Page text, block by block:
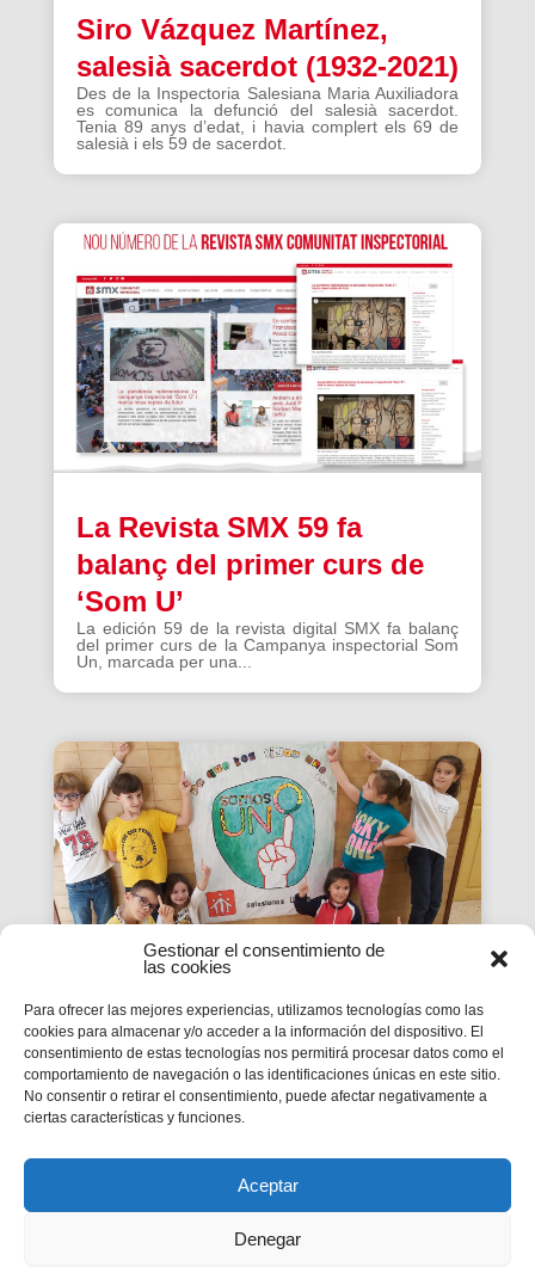
Gestionar el consentimiento de
las cookies
Para ofrecer las mejores experiencias, utilizamos tecnologías como las
cookies para almacenar y/o acceder a la información del dispositivo. El
consentimiento de estas tecnologías nos permitirá procesar datos como el
comportamiento de navegación o las identificaciones únicas en este sitio.
No consentir o retirar el consentimiento, puede afectar negativamente a
ciertas características y funciones.
Aceptar
Denegar
Siro Vázquez Martínez,
salesià sacerdot (1932-2021)
Des de la Inspectoria Salesiana Maria Auxiliadora
es comunica la defunció del salesià sacerdot.
Tenia 89 anys d’edat, i havia complert els 69 de
salesià i els 59 de sacerdot.
La Revista SMX 59 fa
balanç del primer curs de
‘Som U’
La edición 59 de la revista digital SMX fa balanç
del primer curs de la Campanya inspectorial Som
Un, marcada per una...
La Revista SMX 59 hace
balance del primer curso de
'Somos Uno'
balance del primer curso de la Campaña
inspectorial Somos Uno, marcada...